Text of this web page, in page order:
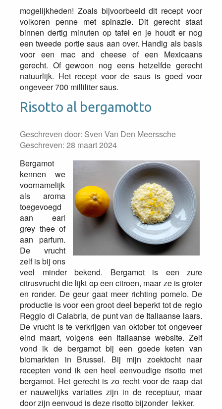
mogelijkheden! Zoals bijvoorbeeld dit recept voor
volkoren penne met spinazie. Dit gerecht staat
binnen dertig minuten op tafel en je houdt er nog
een tweede portie saus aan over. Handig als basis
voor een mac and cheese of een Mexicaans
gerecht. Of gewoon nog eens hetzelfde gerecht
natuurlijk. Het recept voor de saus is goed voor
ongeveer 700 milliliter saus.
Risotto al bergamotto
Geschreven door: Sven Van Den Meerssche
Geschreven: 28 maart 2024
Bergamot
kennen we
voornamelijk
als aroma
toegevoegd
aan earl
grey thee of
aan parfum.
De vrucht
zelf is bij ons
veel minder bekend. Bergamot is een zure
citrusvrucht die lijkt op een citroen, maar ze is groter
en ronder. De geur gaat meer richting pomelo. De
productie is voor een groot deel beperkt tot de regio
Reggio di Calabria, de punt van de Italiaanse laars.
De vrucht is te verkrijgen van oktober tot ongeveer
eind maart, volgens een Italiaanse website. Zelf
vond ik de bergamot bij een goede keten van
biomarkten in Brussel. Bij mijn zoektocht naar
recepten vond ik een heel eenvoudige risotto met
bergamot. Het gerecht is zo recht voor de raap dat
er nauwelijks variaties zijn in de receptuur, maar
door zijn eenvoud is deze risotto bijzonder lekker.